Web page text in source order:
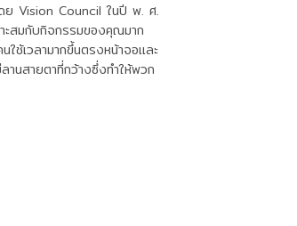
ย Vision Council ในปี พ. ศ.
ะสมกับกิจกรรมของคุณมาก
ใช้เวลามากขึ้นตรงหน้าจอและ
านสายตาที่กว้างซึ่งทำให้พวก